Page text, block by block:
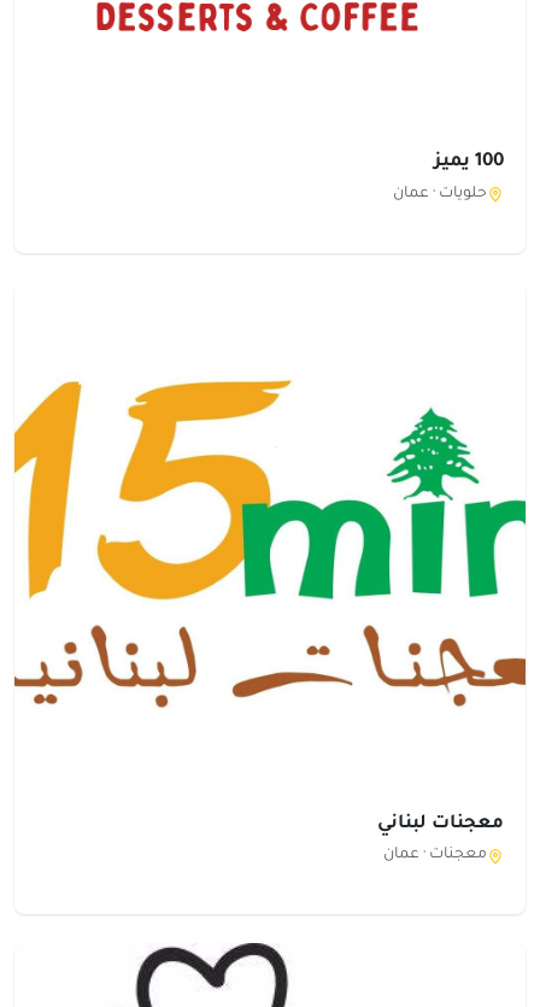
100 يميز
حلويات · عمان
معجنات لبناني
معجنات · عمان